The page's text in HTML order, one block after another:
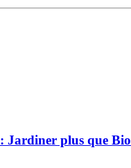
Jardiner plus que Bio